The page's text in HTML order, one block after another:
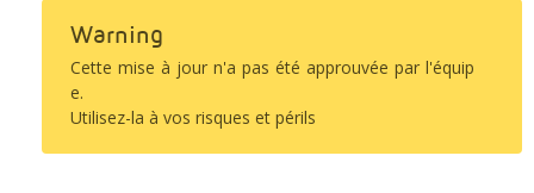
Warning
Cette mise à jour n'a pas été approuvée par l'équip
e.
Utilisez-la à vos risques et périls